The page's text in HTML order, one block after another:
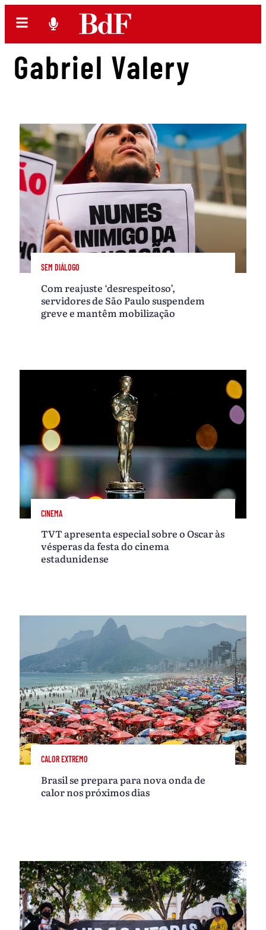
Gabriel Valery
SEM DIÁLOGO
Com reajuste ‘desrespeitoso’,
servidores de São Paulo suspendem
greve e mantêm mobilização
CINEMA
TVT apresenta especial sobre o Oscar às
vésperas da festa do cinema
estadunidense
CALOR EXTREMO
Brasil se prepara para nova onda de
calor nos próximos dias